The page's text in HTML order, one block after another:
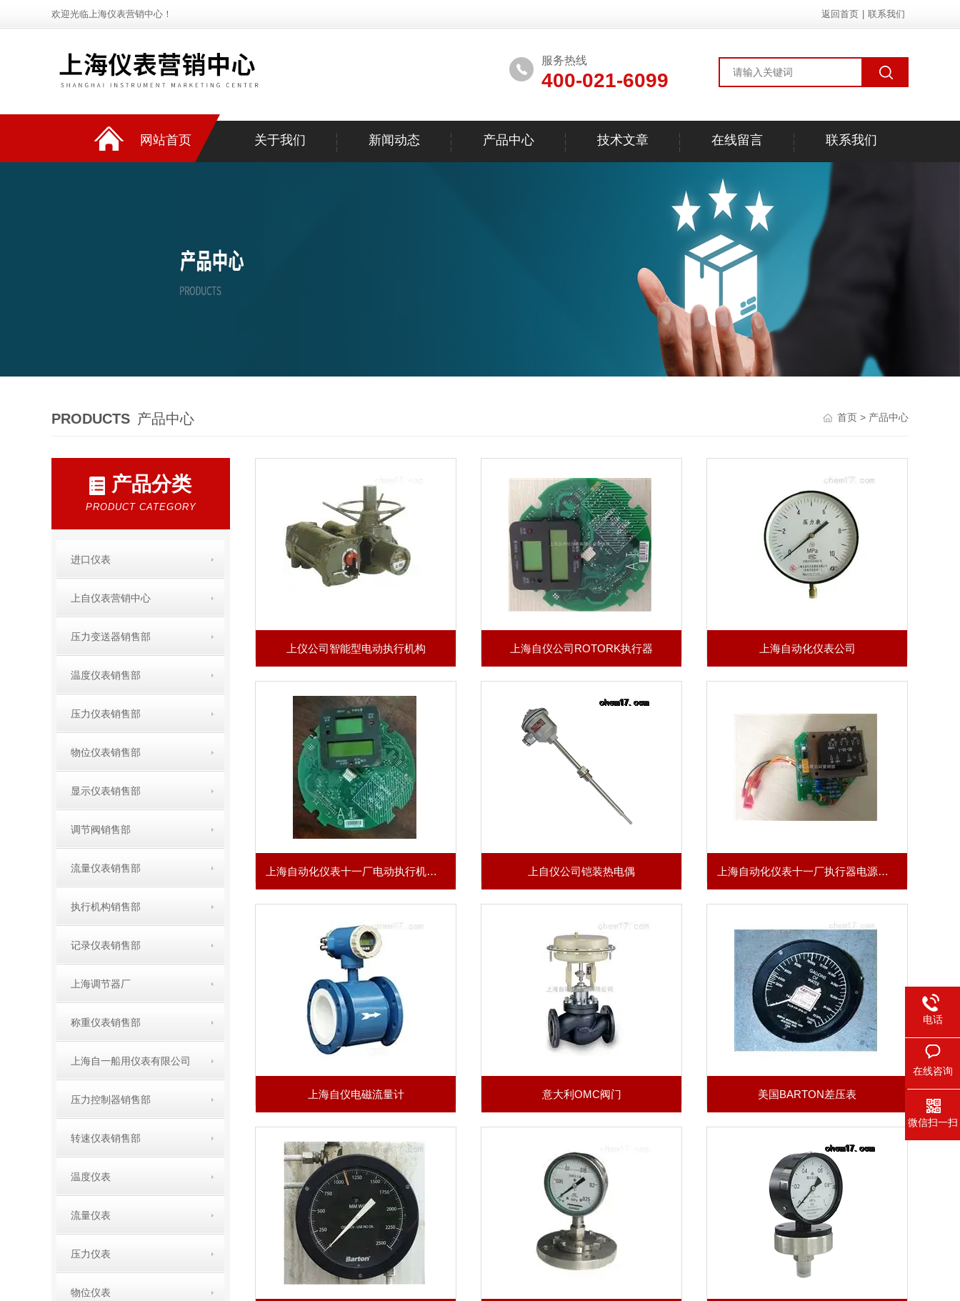
欢迎光临上海仪表营销中心！ 返回首页 联系我们
服务热线
400-021-6099
网站首页 关于我们 新闻动态 产品中心 技术文章 在线留言 联系我们
PRODUCTS 产品中心 首页 > 产品中心
产品分类
PRODUCT CATEGORY
进口仪表
上自仪表营销中心
压力变送器销售部
温度仪表销售部
压力仪表销售部
物位仪表销售部
显示仪表销售部
调节阀销售部
流量仪表销售部
执行机构销售部
记录仪表销售部
上海调节器厂
称重仪表销售部
上海自一船用仪表有限公司
压力控制器销售部
转速仪表销售部
温度仪表
流量仪表
压力仪表
物位仪表
上仪公司智能型电动执行机构 上海自仪公司ROTORK执行器 上海自动化仪表公司
上海自动化仪表十一厂电动执行机构主板（产品供应杭州、上海等各大城市） 上自仪公司铠装热电偶 上海自动化仪表十一厂执行器电源板含变压器
上海自仪电磁流量计 意大利OMC阀门 美国BARTON差压表
电话
在线咨询
微信扫一扫